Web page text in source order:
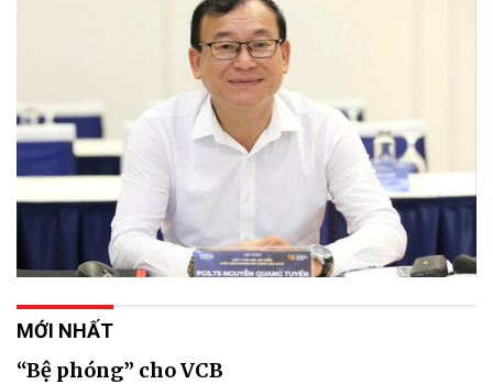
MỚI NHẤT
“Bệ phóng” cho VCB